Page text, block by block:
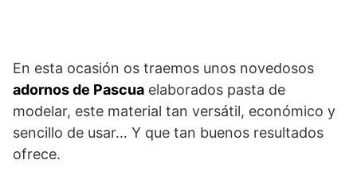
En esta ocasión os traemos unos novedosos
adornos de Pascua elaborados pasta de
modelar, este material tan versátil, económico y
sencillo de usar… Y que tan buenos resultados
ofrece.